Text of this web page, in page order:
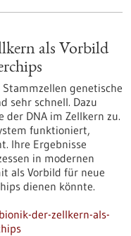
als Vorbild
genetische
sehr schnell. Dazu
DNA im Zellkern zu.
funktioniert,
Ihre Ergebnisse
in modernen
als Vorbild für neue
dienen könnte.
der-zellkern-als-